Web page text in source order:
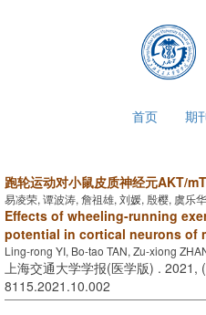
首页 期
跑轮运动对小鼠皮质神经元AKT/
易凌荣, 谭波涛, 詹祖雄, 刘媛, 殷樱, 虞乐华
Effects of wheeling-running
potential in cortical neurons of
Ling-rong YI, Bo-tao TAN, Zu-xiong
上海交通大学学报(医学版) . 2021, (
8115.2021.10.002